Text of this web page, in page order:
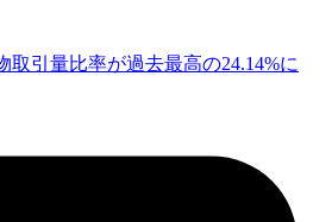
取引量比率が過去最高の24.14%に